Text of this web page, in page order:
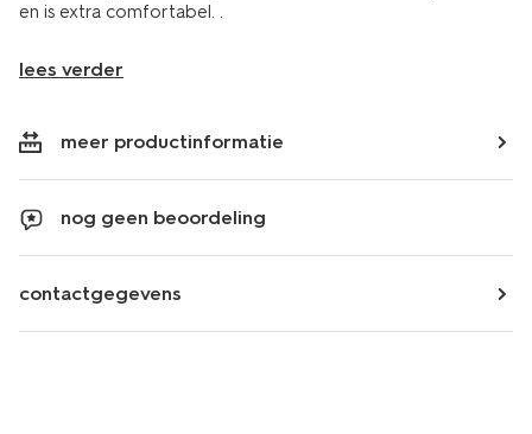
en is extra comfortabel. .
lees verder
meer productinformatie
nog geen beoordeling
contactgegevens